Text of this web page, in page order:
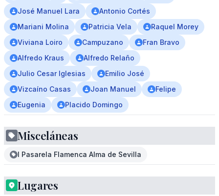
José Manuel Lara
Antonio Cortés
Mariani Molina
Patricia Vela
Raquel Morey
Viviana Loiro
Campuzano
Fran Bravo
Alfredo Kraus
Alfredo Relaño
Julio Cesar Iglesias
Emilio José
Vizcaíno Casas
Joan Manuel
Felipe
Eugenia
Placido Domingo
Misceláneas
I Pasarela Flamenca Alma de Sevilla
Lugares